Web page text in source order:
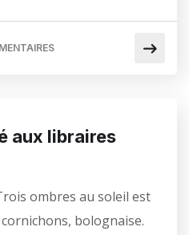
aux libraires
ombres au soleil est
bolognaise.